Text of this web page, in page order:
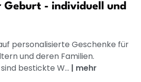
Geburt - individuell und
personalisierte Geschenke für
und deren Familien.
bestickte W... | mehr